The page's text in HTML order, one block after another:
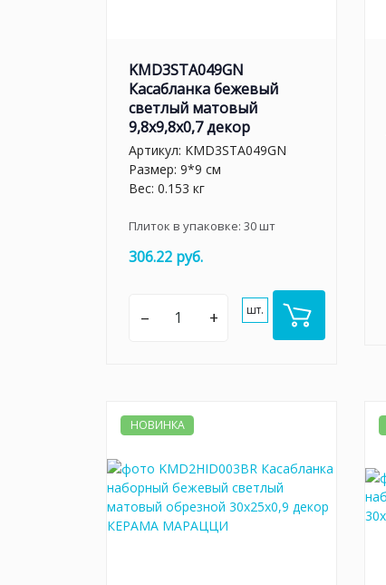
KMD3STA049GN
Касабланка бежевый
светлый матовый
9,8x9,8x0,7 декор
Артикул: KMD3STA049GN
Размер: 9*9 см
Вес: 0.153 кг
Плиток в упаковке: 30шт
306.22 руб.
– + шт.
НОВИНКА